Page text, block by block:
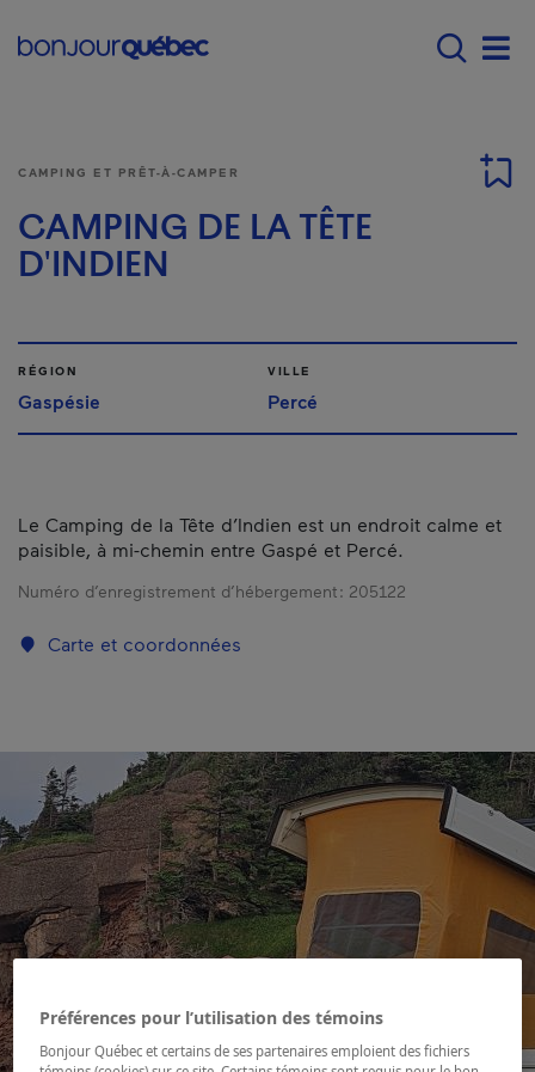
Main navigation -
CAMPING ET PRÊT-À-CAMPER
CAMPING DE LA TÊTE
D'INDIEN
RÉGION
Gaspésie
VILLE
Percé
Le Camping de la Tête d’Indien est un endroit calme et
paisible, à mi-chemin entre Gaspé et Percé.
Numéro d’enregistrement d’hébergement : 205122
Carte et coordonnées
Préférences pour l’utilisation des témoins
Bonjour Québec et certains de ses partenaires emploient des fichiers